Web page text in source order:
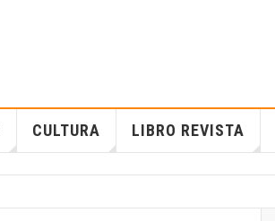
CULTURA LIBRO REVISTA